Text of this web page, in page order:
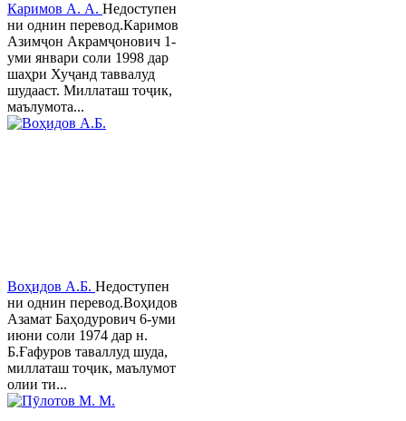
Каримов А. А. Недоступен
ни однин перевод.Каримов
Азимҷон Акрамҷонович 1-
уми январи соли 1998 дар
шаҳри Хуҷанд таввалуд
шудааст. Миллаташ тоҷик,
маълумота...
Воҳидов А.Б. Недоступен
ни однин перевод.Воҳидов
Азамат Баҳодурович 6-уми
июни соли 1974 дар н.
Б.Ғафуров таваллуд шуда,
миллаташ тоҷик, маълумот
олии ти...